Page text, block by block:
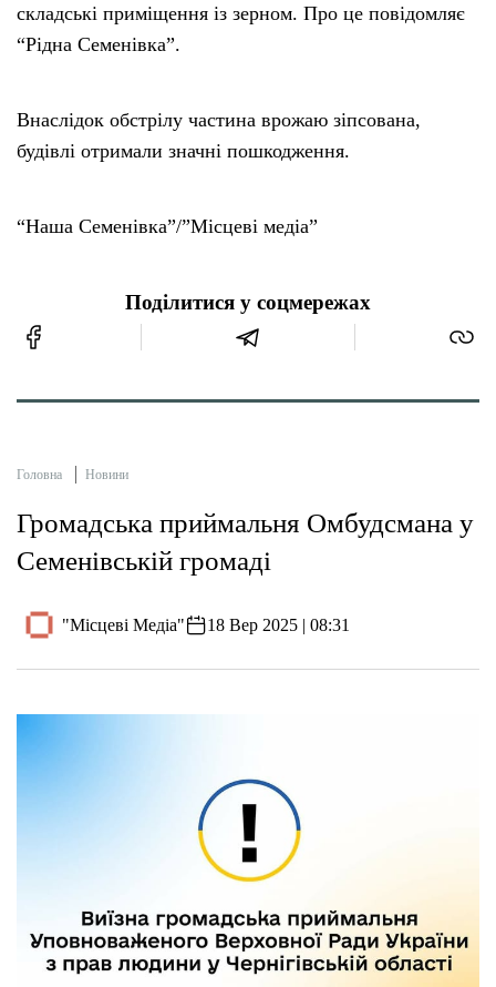
складські приміщення із зерном. Про це повідомляє
“Рідна Семенівка”.
Внаслідок обстрілу частина врожаю зіпсована,
будівлі отримали значні пошкодження.
“Наша Семенівка”/”Місцеві медіа”
Поділитися у соцмережах
Головна Новини
Громадська приймальня Омбудсмана у
Семенівській громаді
"Місцеві Медіа" 18 Вер 2025 | 08:31